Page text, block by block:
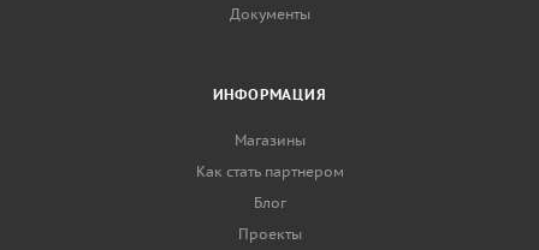
Документы
ИНФОРМАЦИЯ
Магазины
Как стать партнером
Блог
Проекты